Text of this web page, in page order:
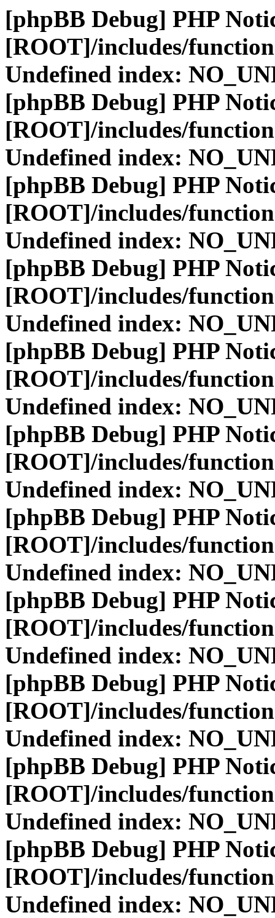
[phpBB Debug] PHP
[ROOT]/includes/
Undefined index:
[phpBB Debug] PHP
[ROOT]/includes/
Undefined index:
[phpBB Debug] PHP
[ROOT]/includes/
Undefined index:
[phpBB Debug] PHP
[ROOT]/includes/
Undefined index:
[phpBB Debug] PHP
[ROOT]/includes/
Undefined index:
[phpBB Debug] PHP
[ROOT]/includes/
Undefined index:
[phpBB Debug] PHP
[ROOT]/includes/
Undefined index:
[phpBB Debug] PHP
[ROOT]/includes/
Undefined index:
[phpBB Debug] PHP
[ROOT]/includes/
Undefined index:
[phpBB Debug] PHP
[ROOT]/includes/
Undefined index:
[phpBB Debug] PHP
[ROOT]/includes/
Undefined index: